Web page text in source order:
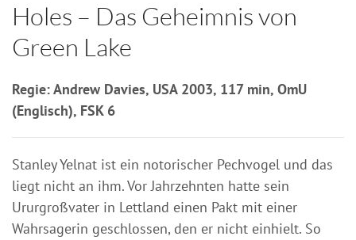
Holes – Das Geheimnis von
Green Lake
Regie: Andrew Davies, USA 2003, 117 min, OmU
(Englisch), FSK 6
Stanley Yelnat ist ein notorischer Pechvogel und das
liegt nicht an ihm. Vor Jahrzehnten hatte sein
Ururgroßvater in Lettland einen Pakt mit einer
Wahrsagerin geschlossen, den er nicht einhielt. So